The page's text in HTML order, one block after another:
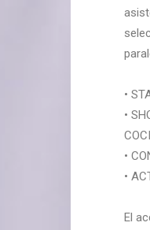
•
•
•
•
El